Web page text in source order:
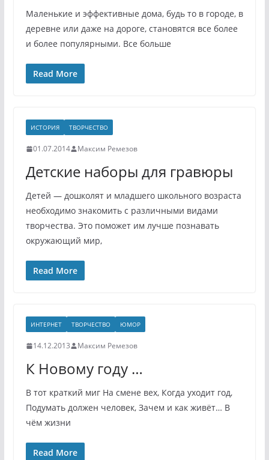
Маленькие и эффективные дома, будь то в городе, в
деревне или даже на дороге, становятся все более
и более популярными. Все больше
Read More
ИСТОРИЯ ТВОРЧЕСТВО
01.07.2014 Максим Ремезов
Детские наборы для гравюры
Детей — дошколят и младшего школьного возраста
необходимо знакомить с различными видами
творчества. Это поможет им лучше познавать
окружающий мир,
Read More
ИНТЕРНЕТ ТВОРЧЕСТВО ЮМОР
14.12.2013 Максим Ремезов
К Новому году …
В тот краткий миг На смене вех, Когда уходит год,
Подумать должен человек, Зачем и как живёт… В
чём жизни
Read More